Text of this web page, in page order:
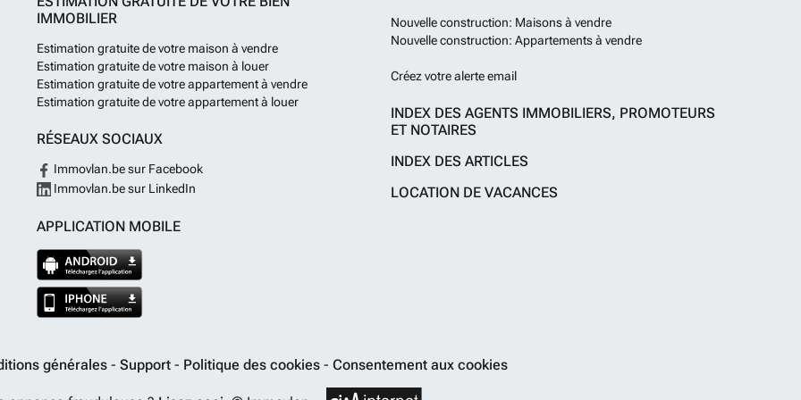
IMMOBILIER
Estimation gratuite de votre maison à vendre
Estimation gratuite de votre maison à louer
Estimation gratuite de votre appartement à vendre
Estimation gratuite de votre appartement à louer
RÉSEAUX SOCIAUX
Immovlan.be sur Facebook
Immovlan.be sur LinkedIn
APPLICATION MOBILE
Nouvelle construction: Maisons à vendre
Nouvelle construction: Appartements à vendre
Créez votre alerte email
INDEX DES AGENTS IMMOBILIERS, PROMOTEURS
ET NOTAIRES
INDEX DES ARTICLES
LOCATION DE VACANCES
générales - Support - Politique des cookies - Consentement aux cookies